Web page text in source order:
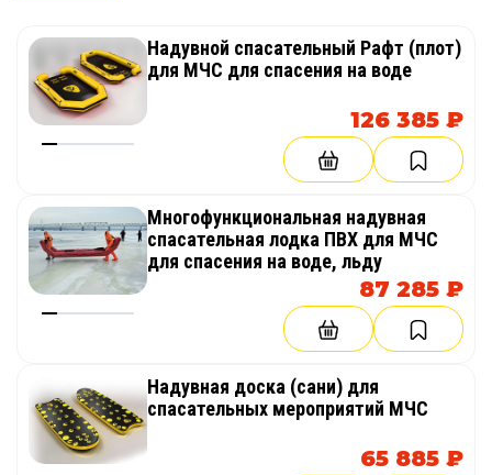
Надувной спасательный Рафт (плот)
для МЧС для спасения на воде
126 385 ₽
Многофункциональная надувная
спасательная лодка ПВХ для МЧС
для спасения на воде, льду
87 285 ₽
Надувная доска (сани) для
спасательных мероприятий МЧС
65 885 ₽